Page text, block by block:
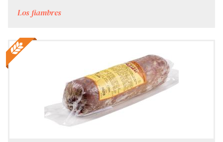
Los fiambres